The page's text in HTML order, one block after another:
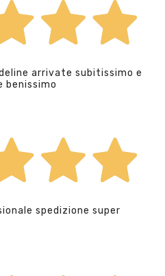
arrivate subitissimo e
spedizione super